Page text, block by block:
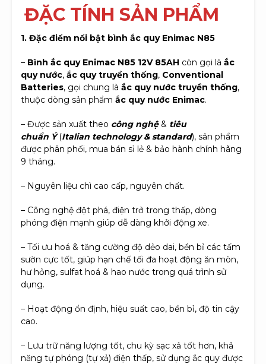
ĐẶC TÍNH SẢN PHẨM
1. Đặc điểm nổi bật bình ắc quy Enimac N85
– Bình ắc quy Enimac N85 12V 85AH còn gọi là ắc
quy nước, ắc quy truyền thống, Conventional
Batteries, gọi chung là ắc quy nước truyền thống,
thuộc dòng sản phẩm ắc quy nước Enimac.
– Được sản xuất theo công nghệ& tiêu
chuẩn Ý(Italian technology & standard), sản phẩm
được phân phối, mua bán sỉ lẻ & bảo hành chính hãng
9 tháng.
– Nguyên liệu chì cao cấp, nguyên chất.
– Công nghệ đột phá, điện trở trong thấp, dòng
phóng điện mạnh giúp dễ dàng khởi động xe.
– Tối ưu hoá & tăng cường độ dẻo dai, bền bỉ các tấm
sườn cực tốt, giúp hạn chế tối đa hoạt động ăn mòn,
hư hỏng, sulfat hoá & hao nước trong quá trình sử
dụng.
– Hoạt động ổn định, hiệu suất cao, bền bỉ, độ tin cậy
cao.
– Lưu trữ năng lượng tốt, chu kỳ sạc xả tốt hơn, khả
năng tự phóng (tự xả) điện thấp, sử dụng ắc quy được